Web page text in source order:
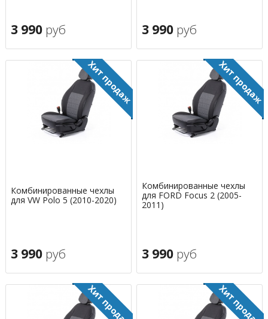
3 990 руб 3 990 руб
Комбинированные чехлы
для VW Polo 5 (2010-2020)
3 990 руб
Комбинированные чехлы
для FORD Focus 2 (2005-
2011)
3 990 руб